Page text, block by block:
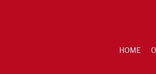
HOME